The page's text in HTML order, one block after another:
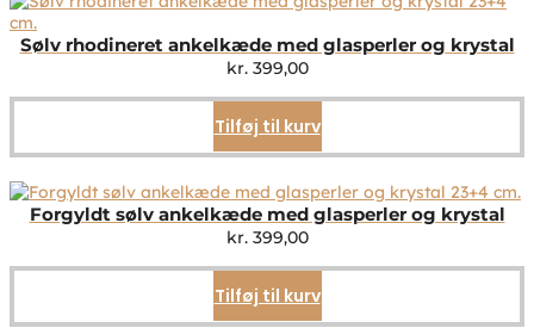
Sølv rhodineret ankelkæde med glasperler og krystal
kr.399,00
Tilføj til kurv
Forgyldt sølv ankelkæde med glasperler og krystal
kr.399,00
Tilføj til kurv